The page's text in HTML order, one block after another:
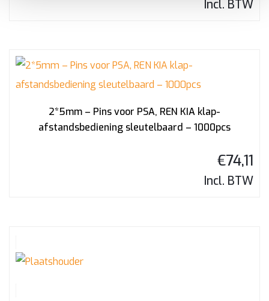
Incl. BTW
2*5mm – Pins voor PSA, REN KIA klap-
afstandsbediening sleutelbaard – 1000pcs
€74,11
Incl. BTW